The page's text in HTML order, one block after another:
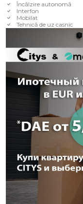
Încălzire autonomă
Interfon
Mobilat
Tehnică de uz casnic